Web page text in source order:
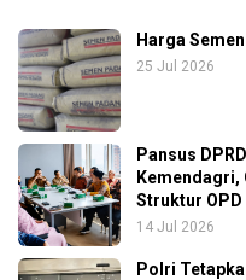
Harga
25 Jul 2026
Pansus
Kemendagri,
Struktur OPD
14 Jul 2026
Polri